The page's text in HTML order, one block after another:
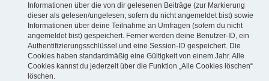
Informationen über die von dir gelesenen Beiträge (zur Markierung
dieser als gelesen/ungelesen; sofern du nicht angemeldet bist) sowie
Informationen über deine Teilnahme an Umfragen (sofern du nicht
angemeldet bist) gespeichert. Ferner werden deine Benutzer-ID, ein
Authentifizierungsschlüssel und eine Session-ID gespeichert. Die
Cookies haben standardmäßig eine Gültigkeit von einem Jahr. Alle
Cookies kannst du jederzeit über die Funktion „Alle Cookies löschen“
löschen.